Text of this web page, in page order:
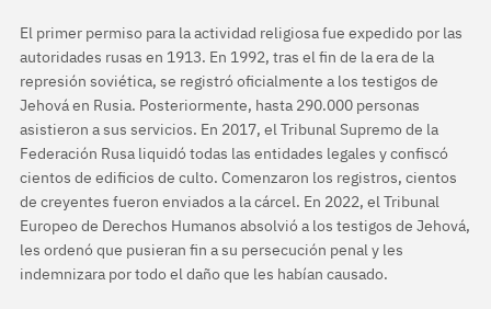
El primer permiso para la actividad religiosa fue expedido por las
autoridades rusas en 1913. En 1992, tras el fin de la era de la
represión soviética, se registró oficialmente a los testigos de
Jehová en Rusia. Posteriormente, hasta 290.000 personas
asistieron a sus servicios. En 2017, el Tribunal Supremo de la
Federación Rusa liquidó todas las entidades legales y confiscó
cientos de edificios de culto. Comenzaron los registros, cientos
de creyentes fueron enviados a la cárcel. En 2022, el Tribunal
Europeo de Derechos Humanos absolvió a los testigos de Jehová,
les ordenó que pusieran fin a su persecución penal y les
indemnizara por todo el daño que les habían causado.